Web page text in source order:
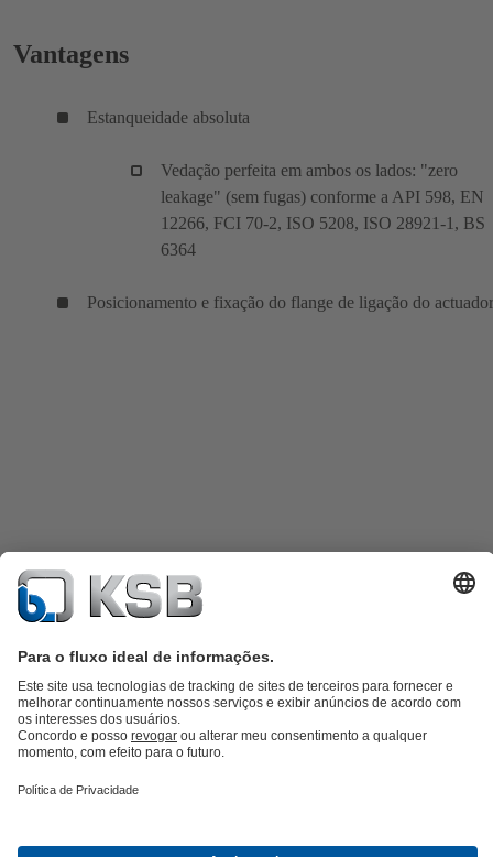
Vantagens
Estanqueidade absoluta
Vedação perfeita em ambos os lados: "zero
leakage" (sem fugas) conforme a API 598, EN
12266, FCI 70-2, ISO 5208, ISO 28921-1, BS
6364
Posicionamento e fixação do flange de ligação do actuador
Catálogo de produtosKSB SupremeServ: peças sobressalentes
SupremeServ: assistência premium para bombas e válvulas
Águas ResiduaisAbastecimento de Água
KSB Portugal • Venha Conhecer-nos melhorEventosInformações